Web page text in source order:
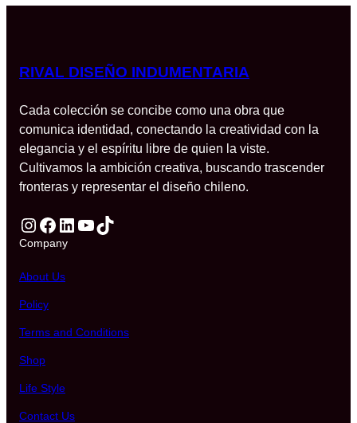
RIVAL DISEÑO INDUMENTARIA
Cada colección se concibe como una obra que
comunica identidad, conectando la creatividad con la
elegancia y el espíritu libre de quien la viste.
Cultivamos la ambición creativa, buscando trascender
fronteras y representar el diseño chileno.
Instagram Facebook LinkedIn YouTube TikTok
Company
About Us
Policy
Terms and Conditions
Shop
Life Style
Contact Us